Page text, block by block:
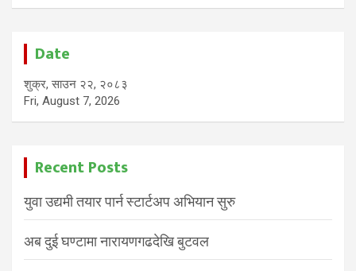
Date
शुक्र, साउन २२, २०८३
Fri, August 7, 2026
Recent Posts
युवा उद्यमी तयार पार्न स्टार्टअप अभियान सुरु
अब दुई घण्टामा नारायणगढदेखि बुटवल